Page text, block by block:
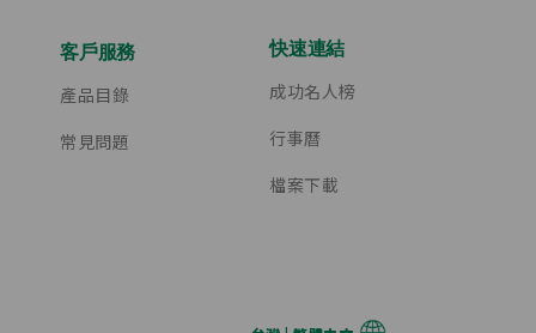
客戶服務
產品目錄
常見問題
快速連結
成功名人榜
行事曆
檔案下載